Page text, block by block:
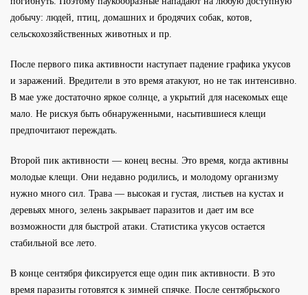
добычу: людей, птиц, домашних и бродячих собак, котов,
сельскохозяйственных животных и пр.
После первого пика активности наступает падение графика укусов
и заражений. Вредители в это время атакуют, но не так интенсивно.
В мае уже достаточно яркое солнце, а укрытий для насекомых еще
мало. Не рискуя быть обнаруженными, насытившиеся клещи
предпочитают переждать.
Второй пик активности — конец весны. Это время, когда активны
молодые клещи. Они недавно родились, и молодому организму
нужно много сил. Трава — высокая и густая, листьев на кустах и
деревьях много, зелень закрывает паразитов и дает им все
возможности для быстрой атаки. Статистика укусов остается
стабильной все лето.
В конце сентября фиксируется еще один пик активности. В это
время паразиты готовятся к зимней спячке. После сентябрьского